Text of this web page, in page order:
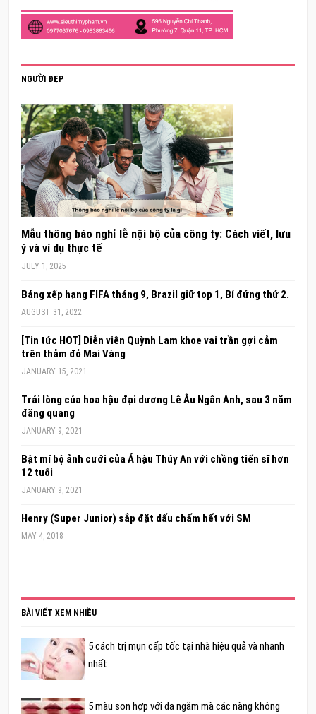
NGƯỜI ĐẸP
Mẫu thông báo nghỉ lễ nội bộ của công ty: Cách viết, lưu
ý và ví dụ thực tế
JULY 1, 2025
Bảng xếp hạng FIFA tháng 9, Brazil giữ top 1, Bỉ đứng thứ 2.
AUGUST 31, 2022
[Tin tức HOT] Diễn viên Quỳnh Lam khoe vai trần gợi cảm
trên thảm đỏ Mai Vàng
JANUARY 15, 2021
Trải lòng của hoa hậu đại dương Lê Âu Ngân Anh, sau 3 năm
đăng quang
JANUARY 9, 2021
Bật mí bộ ảnh cưới của Á hậu Thúy An với chồng tiến sĩ hơn
12 tuổi
JANUARY 9, 2021
Henry (Super Junior) sắp đặt dấu chấm hết với SM
MAY 4, 2018
BÀI VIẾT XEM NHIỀU
5 cách trị mụn cấp tốc tại nhà hiệu quả và nhanh
nhất
5 màu son hợp với da ngăm mà các nàng không